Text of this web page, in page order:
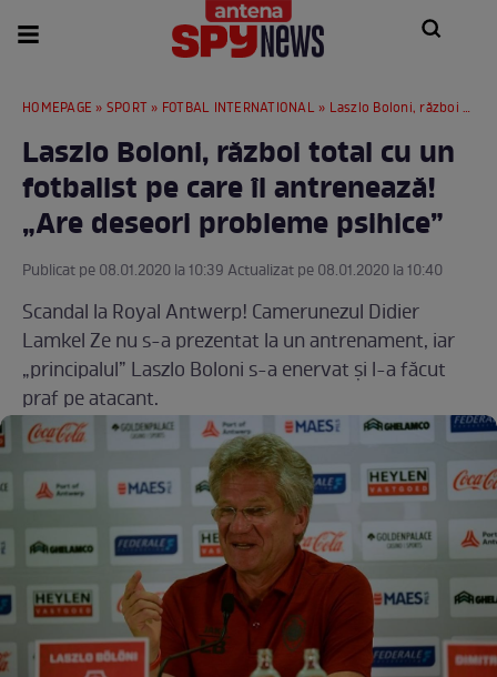
HOMEPAGE » SPORT » FOTBAL INTERNATIONAL » Laszlo Boloni, război total cu un fotbalist pe care îl antrenează! „Are deseori probleme psihice”
Laszlo Boloni, război total cu un
fotbalist pe care îl antrenează!
„Are deseori probleme psihice”
Publicat pe 08.01.2020 la 10:39 Actualizat pe 08.01.2020 la 10:40
Scandal la Royal Antwerp! Camerunezul Didier
Lamkel Ze nu s-a prezentat la un antrenament, iar
„principalul” Laszlo Boloni s-a enervat şi l-a făcut
praf pe atacant.